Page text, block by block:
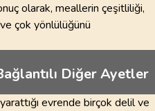
olarak, meallerin çeşitliliği,
çok yönlülüğünü
Diğer Ayetler
evrende birçok delil ve